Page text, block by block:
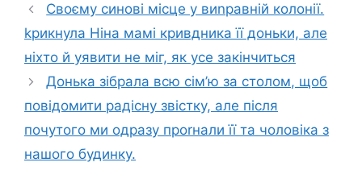
Своєму синові місце у виnравній колонії.
kрикнула Ніна мамі кривдника її доньки, але
ніхто й уявити не міг, як усе закінчиться
Донька зібрала всю сім’ю за столом, щоб
повідомити радісну звістку, але після
почутого ми одразу проrнали її та чоловіка з
нашого будинку.